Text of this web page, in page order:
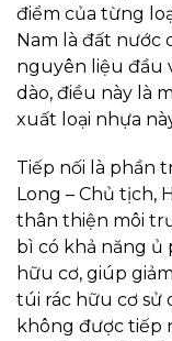
điểm của từng
Nam là đất nước
nguyên liệu đầu
dào, điều này là
xuất loại nhựa
Tiếp nối là phần
Long – Chủ tịch,
thân thiện môi
bì có khả năng ủ
hữu cơ, giúp
túi rác hữu cơ
không được tiếp